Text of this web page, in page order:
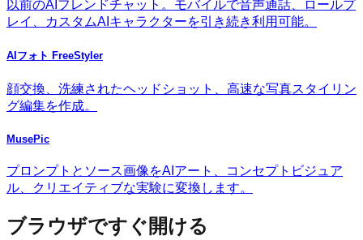
以前のAIフレンドチャット。モバイルで音声通話、ロールプ
レイ、カスタムAIキャラクターを引き続き利用可能。
AIフォト FreeStyler
顔交換、洗練されたヘッドショット、高速な写真スタイリン
グ編集を作成。
MusePic
プロンプトとソース画像をAIアート、コンセプトビジュア
ル、クリエイティブな実験に変換します。
ブラウザですぐ開ける